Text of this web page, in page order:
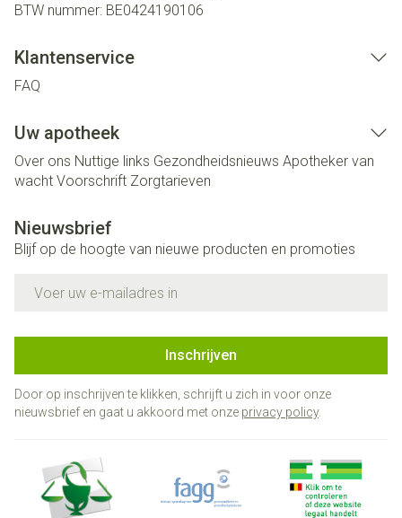
BTW nummer: BE0424190106
Klantenservice
FAQ
Uw apotheek
Over ons Nuttige links Gezondheidsnieuws Apotheker van
wacht Voorschrift Zorgtarieven
Nieuwsbrief
Blijf op de hoogte van nieuwe producten en promoties
Inschrijven
Door op inschrijven te klikken, schrijft u zich in voor onze
nieuwsbrief en gaat u akkoord met onze privacy policy.